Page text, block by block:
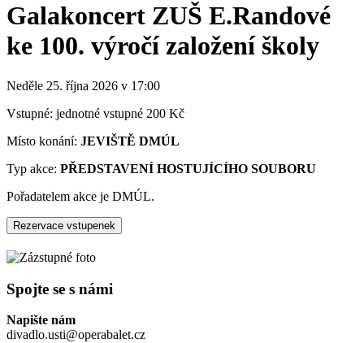
Galakoncert ZUŠ E.Randové
ke 100. výročí založení školy
Neděle 25. října 2026 v 17:00
Vstupné: jednotné vstupné 200 Kč
Místo konání: JEVIŠTĚ DMÚL
Typ akce: PŘEDSTAVENÍ HOSTUJÍCÍHO SOUBORU
Pořadatelem akce je DMÚL.
Rezervace vstupenek
Spojte se s námi
Napište nám
divadlo.usti@operabalet.cz